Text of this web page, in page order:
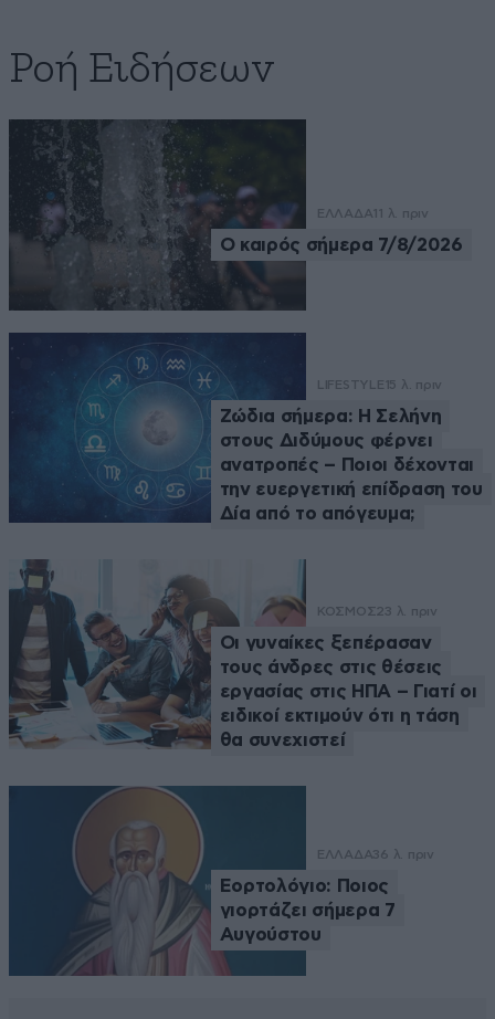
Ροή Ειδήσεων
ΕΛΛΑΔΑ 11 λ. πριν
Ο καιρός σήμερα 7/8/2026
LIFESTYLE 15 λ. πριν
Ζώδια σήμερα: Η Σελήνη
στους Διδύμους φέρνει
ανατροπές – Ποιοι δέχονται
την ευεργετική επίδραση του
Δία από το απόγευμα;
ΚΟΣΜΟΣ23 λ. πριν
Οι γυναίκες ξεπέρασαν
τους άνδρες στις θέσεις
εργασίας στις ΗΠΑ – Γιατί οι
ειδικοί εκτιμούν ότι η τάση
θα συνεχιστεί
ΕΛΛΑΔΑ36 λ. πριν
Εορτολόγιο: Ποιος
γιορτάζει σήμερα 7
Αυγούστου